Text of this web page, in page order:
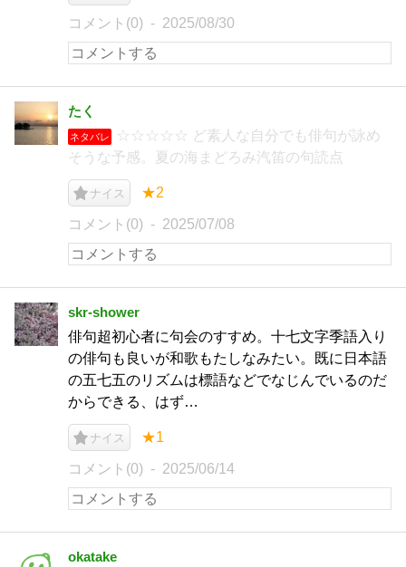
コメント(0) 2025/08/30
たく
ネタバレ
☆☆☆☆☆ ど素人な自分でも俳句が詠め
そうな予感。夏の海まどろみ汽笛の句読点
ナイス ★2
コメント(0) 2025/07/08
skr-shower
俳句超初心者に句会のすすめ。十七文字季語入り
の俳句も良いが和歌もたしなみたい。既に日本語
の五七五のリズムは標語などでなじんでいるのだ
からできる、はず…
ナイス ★1
コメント(0) 2025/06/14
okatake